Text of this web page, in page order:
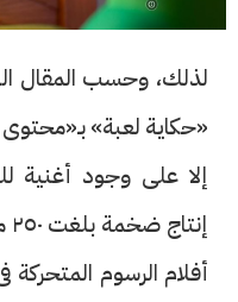
لذلك، وحسب المقال
«حكاية لعبة»
إلا على وجود أغنية
أفلام الرسوم المتحركة